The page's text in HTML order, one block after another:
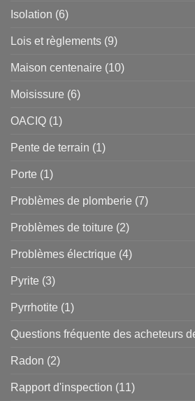
Isolation (6)
Lois et règlements (9)
Maison centenaire (10)
Moisissure (6)
OACIQ (1)
Pente de terrain (1)
Porte (1)
Problèmes de plomberie (7)
Problèmes de toiture (2)
Problèmes électrique (4)
Pyrite (3)
Pyrrhotite (1)
Questions fréquente des acheteurs
Radon (2)
Rapport d'inspection (11)